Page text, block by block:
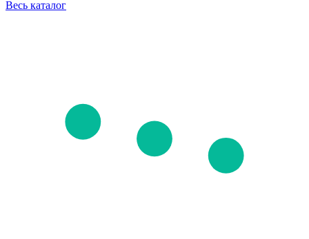
Весь каталог